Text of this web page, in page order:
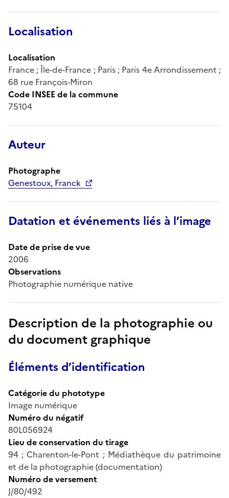
Localisation
Localisation
France ; Île-de-France ; Paris ; Paris 4e Arrondissement ;
68 rue François-Miron
Code INSEE de la commune
75104
Auteur
Photographe
Genestoux, Franck
Datation et événements liés à l’image
Date de prise de vue
2006
Observations
Photographie numérique native
Description de la photographie ou
du document graphique
Éléments d’identification
Catégorie du phototype
Image numérique
Numéro du négatif
80L056924
Lieu de conservation du tirage
94 ; Charenton-le-Pont ; Médiathèque du patrimoine
et de la photographie (documentation)
Numéro de versement
J/80/492